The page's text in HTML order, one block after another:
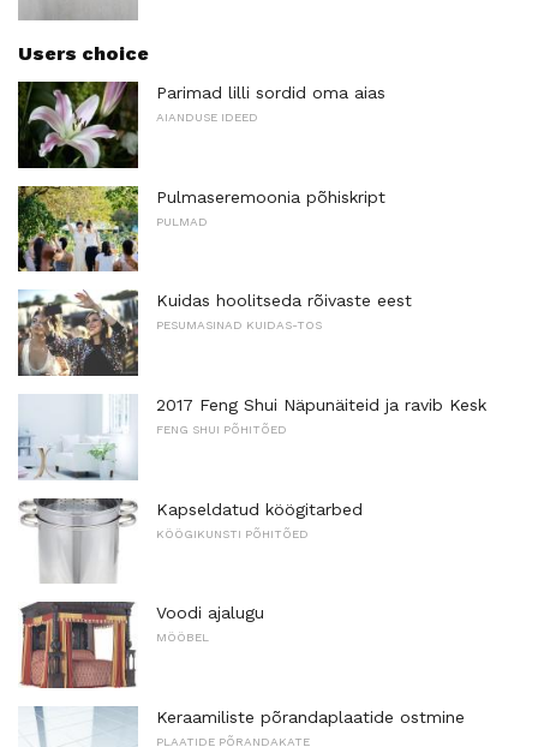
Users choice
Parimad lilli sordid oma aias
AIANDUSE IDEED
Pulmaseremoonia põhiskript
PULMAD
Kuidas hoolitseda rõivaste eest
PESUMASINAD KUIDAS-TOS
2017 Feng Shui Näpunäiteid ja ravib Kesk
FENG SHUI PÕHITÕED
Kapseldatud köögitarbed
KÖÖGIKUNSTI PÕHITÕED
Voodi ajalugu
MÖÖBEL
Keraamiliste põrandaplaatide ostmine
PLAATIDE PÕRANDAKATE